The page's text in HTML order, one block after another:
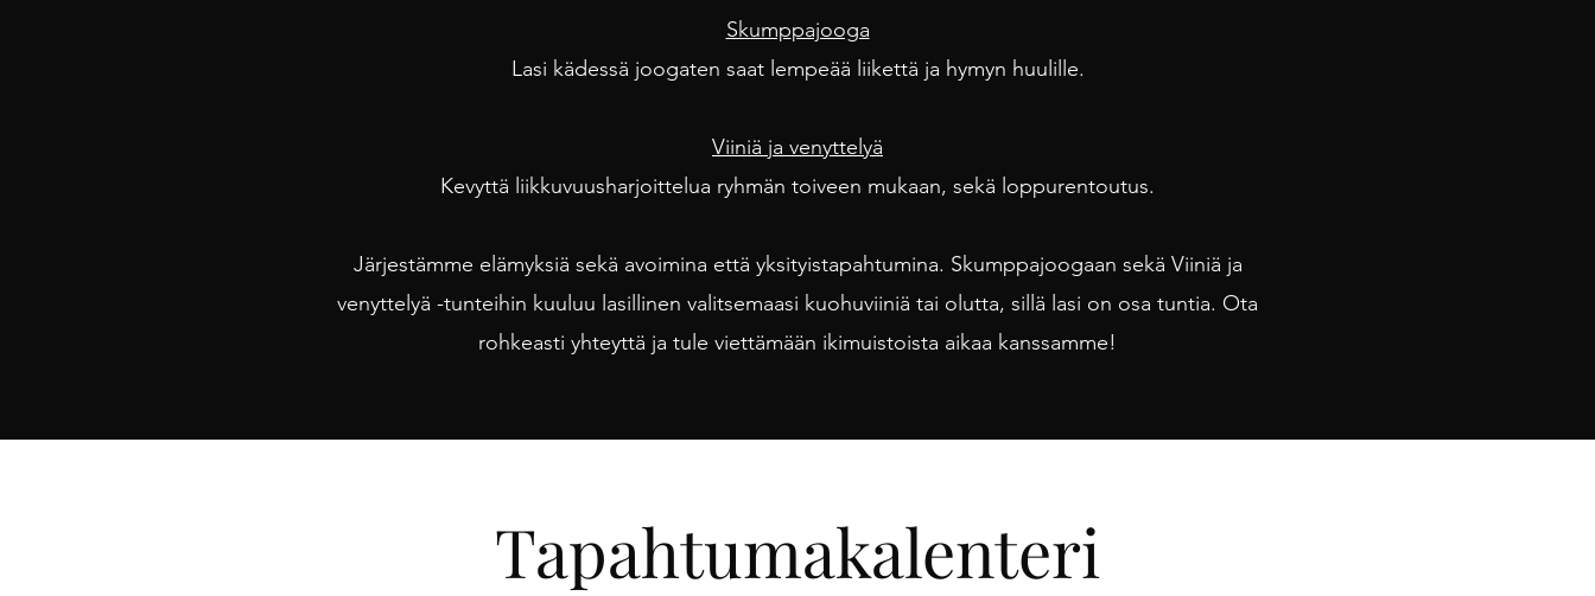
Skumppajooga
Lasi kädessä joogaten saat lempeää liikettä ja hymyn huulille.
Viiniä ja venyttelyä
Kevyttä liikkuvuusharjoittelua ryhmän toiveen mukaan, sekä loppurentoutus.
Järjestämme elämyksiä sekä avoimina että yksityistapahtumina. Skumppajoogaan sekä Viiniä ja
venyttelyä -tunteihin kuuluu lasillinen valitsemaasi kuohuviiniä tai olutta, sillä lasi on osa tuntia. Ota
rohkeasti yhteyttä ja tule viettämään ikimuistoista aikaa kanssamme!
Tapahtumakalenteri